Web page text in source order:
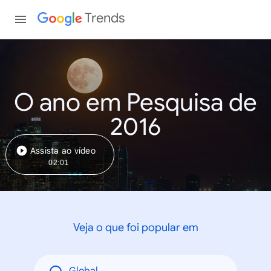
Trends
O ano em Pesquisa de
2016
Assista ao vídeo
02:01
Veja o que foi popular em